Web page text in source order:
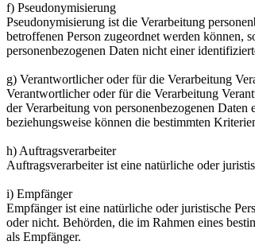
f) Pseudonymisierung
Pseudonymisierung ist die Verarbeitung
betroffenen Person zugeordnet werden können,
personenbezogenen Daten nicht einer
g) Verantwortlicher oder für die Verarbeitung
Verantwortlicher oder für die Verarbeitung
der Verarbeitung von personenbezogenen
beziehungsweise können die bestimmten
h) Auftragsverarbeiter
Auftragsverarbeiter ist eine natürliche oder
i) Empfänger
Empfänger ist eine natürliche oder juristische
oder nicht. Behörden, die im Rahmen eines
als Empfänger.